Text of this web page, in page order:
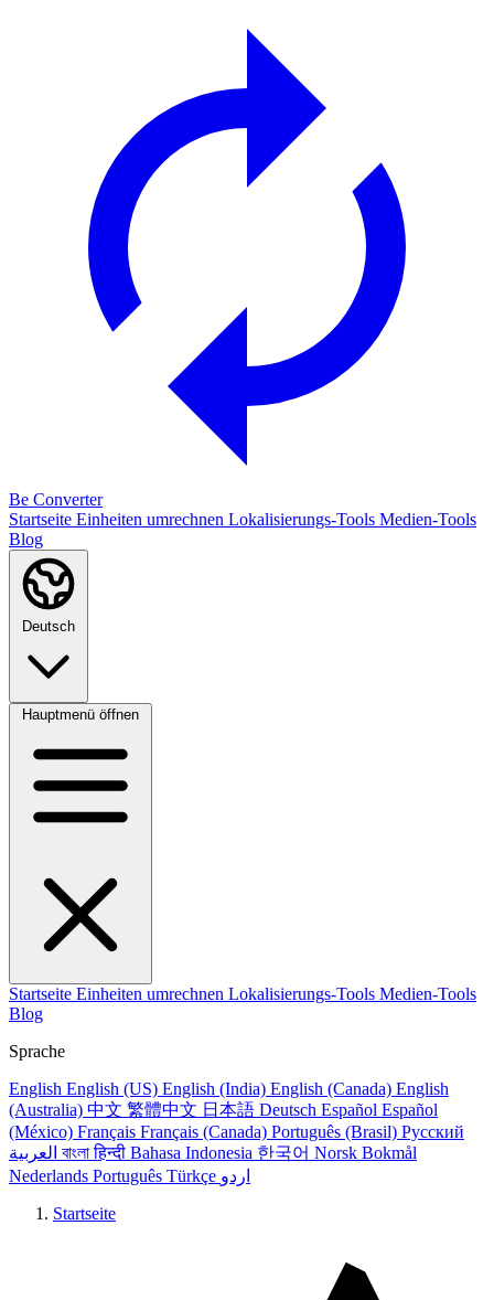
Be Converter
Startseite Einheiten umrechnen Lokalisierungs-Tools Medien-Tools
Blog
Deutsch
Hauptmenü öffnen
Startseite Einheiten umrechnen Lokalisierungs-Tools Medien-Tools
Blog
Sprache
English English (US) English (India) English (Canada) English
(Australia) 中文 繁體中文 日本語 Deutsch Español Español
(México) Français Français (Canada) Português (Brasil) Русский
বাংলাहिन्दी Bahasa Indonesia 한국어 Norsk Bokmål
Nederlands Português Türkçe اردو
Startseite